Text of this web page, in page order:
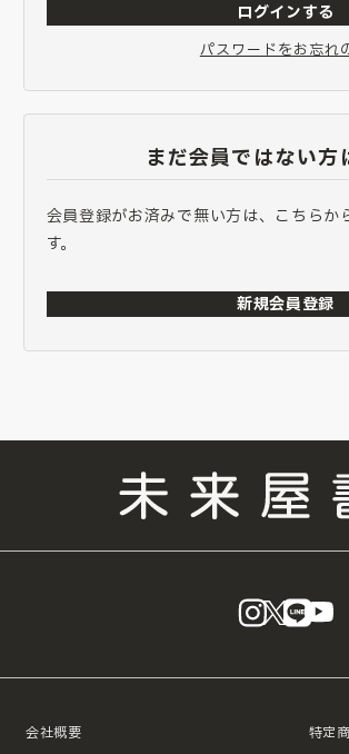
ログインする
パスワードをお忘れ
まだ会員ではない方
会員登録がお済みで無い方は、こちらか
す。
新規会員登録
instagram
X LINE
会社概要 特定